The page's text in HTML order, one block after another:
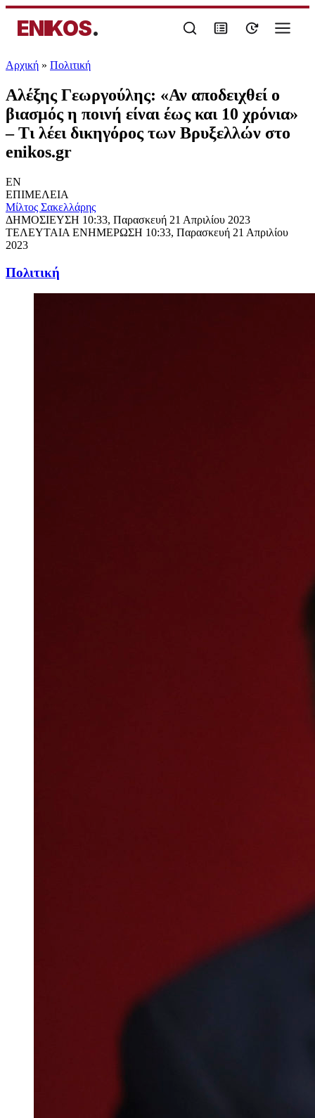
ENIKOS.
Αρχική » Πολιτική
Αλέξης Γεωργούλης: «Αν αποδειχθεί ο
βιασμός η ποινή είναι έως και 10 χρόνια»
– Τι λέει δικηγόρος των Βρυξελλών στο
enikos.gr
EN
ΕΠΙΜΕΛΕΙΑ
Μίλτος Σακελλάρης
ΔΗΜΟΣΙΕΥΣΗ 10:33, Παρασκευή 21 Απριλίου 2023
ΤΕΛΕΥΤΑΙΑ ΕΝΗΜΕΡΩΣΗ 10:33, Παρασκευή 21 Απριλίου
2023
Πολιτική